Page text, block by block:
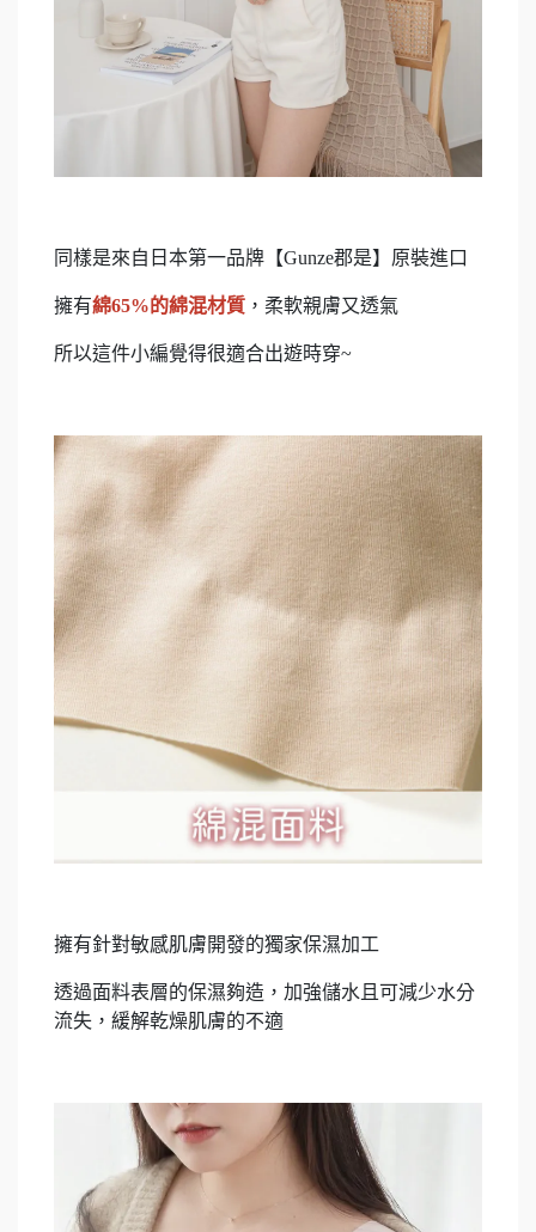
同樣是來自日本第一品牌【Gunze郡是】原裝進口
擁有綿65%的綿混材質 ，柔軟親膚又透氣
所以這件小編覺得很適合出遊時穿~
擁有針對敏感肌膚開發的獨家保濕加工
透過面料表層的保濕夠造，加強儲水且可減少水分
流失，緩解乾燥肌膚的不適